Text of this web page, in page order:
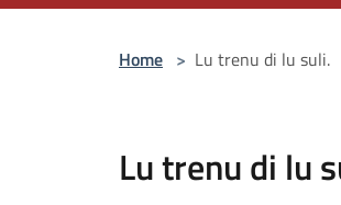
Home > Lu trenu di lu suli.
Lu trenu di lu